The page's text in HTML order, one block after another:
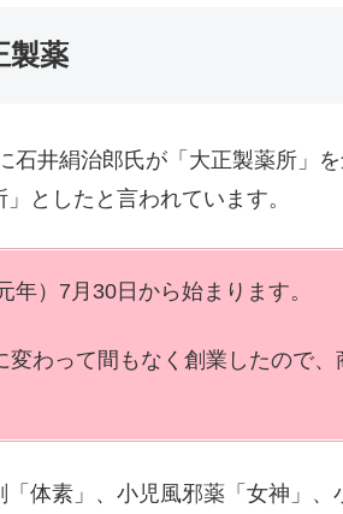
製薬
石井絹治郎氏が「大正製薬所」
としたと言われています。
年）7月30日から始まります。
変わって間もなく創業したので
体素」、小児風邪薬「女神」